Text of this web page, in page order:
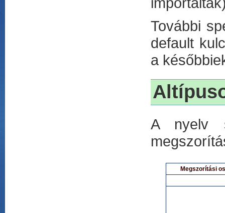
További
default
a
A nyelv
Megszorítási